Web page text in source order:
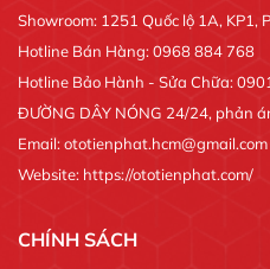
Showroom: 1251 Quốc lộ 1A, KP1,
Hotline Bán Hàng: 0968 884 768
Hotline Bảo Hành - Sửa Chữa:
ĐƯỜNG DÂY NÓNG 24/24, phản
Email: ototienphat.hcm@gmail.com
Website: https://ototienphat.com/
CHÍNH SÁCH